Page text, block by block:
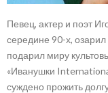
Певец, актер и поэт
середине 90-х, озарил
подарил миру
«Иванушки
суждено прожить